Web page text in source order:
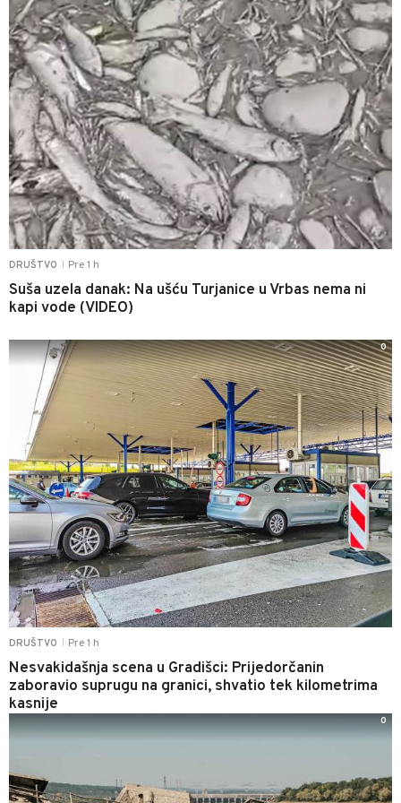
DRUŠTVO Pre 1 h
Suša uzela danak: Na ušću Turjanice u Vrbas nema ni
kapi vode (VIDEO)
DRUŠTVO Pre 1 h
Nesvakidašnja scena u Gradišci: Prijedorčanin
zaboravio suprugu na granici, shvatio tek kilometrima
kasnije
0
0